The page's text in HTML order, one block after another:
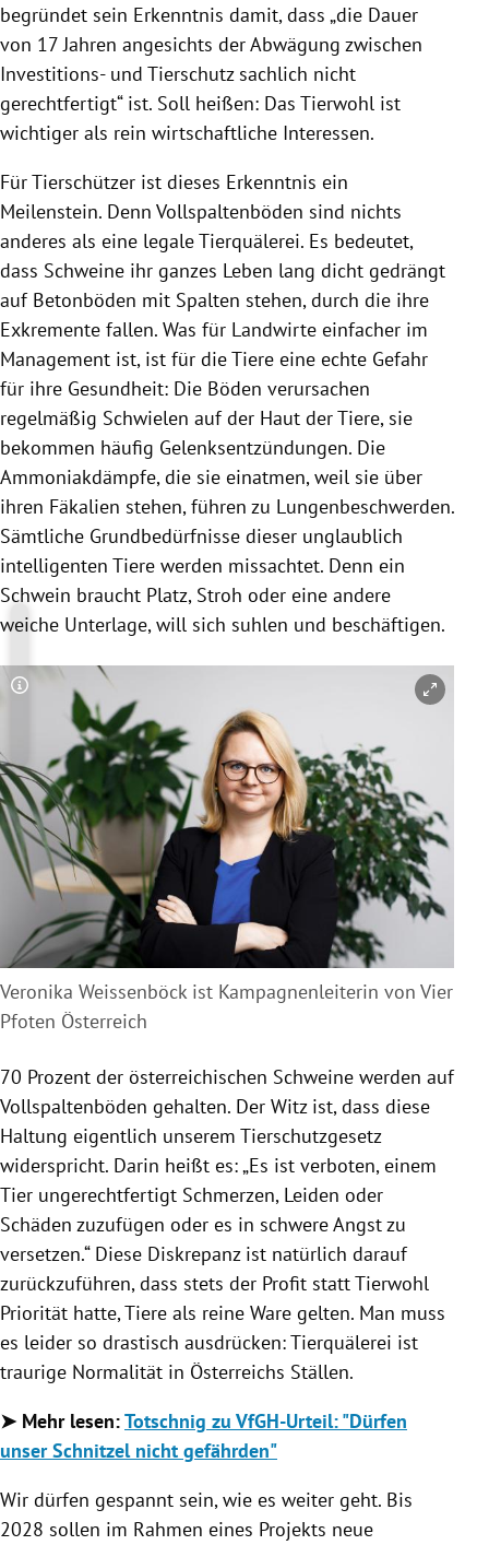
begründet sein Erkenntnis damit, dass „die Dauer
von 17 Jahren angesichts der Abwägung zwischen
Investitions- und Tierschutz sachlich nicht
gerechtfertigt“ ist. Soll heißen: Das Tierwohl ist
wichtiger als rein wirtschaftliche Interessen.
Für Tierschützer ist dieses Erkenntnis ein
Meilenstein. Denn Vollspaltenböden sind nichts
anderes als eine legale Tierquälerei. Es bedeutet,
dass Schweine ihr ganzes Leben lang dicht gedrängt
auf Betonböden mit Spalten stehen, durch die ihre
Exkremente fallen. Was für Landwirte einfacher im
Management ist, ist für die Tiere eine echte Gefahr
für ihre Gesundheit: Die Böden verursachen
regelmäßig Schwielen auf der Haut der Tiere, sie
bekommen häufig Gelenksentzündungen. Die
Ammoniakdämpfe, die sie einatmen, weil sie über
ihren Fäkalien stehen, führen zu Lungenbeschwerden.
Sämtliche Grundbedürfnisse dieser unglaublich
intelligenten Tiere werden missachtet. Denn ein
Schwein braucht Platz, Stroh oder eine andere
weiche Unterlage, will sich suhlen und beschäftigen.
Copyright-Hinweis öffnen/schließen
Veronika Weissenböck ist Kampagnenleiterin von Vier
Pfoten Österreich
70 Prozent der österreichischen Schweine werden auf
Vollspaltenböden gehalten. Der Witz ist, dass diese
Haltung eigentlich unserem Tierschutzgesetz
widerspricht. Darin heißt es: „Es ist verboten, einem
Tier ungerechtfertigt Schmerzen, Leiden oder
Schäden zuzufügen oder es in schwere Angst zu
versetzen.“ Diese Diskrepanz ist natürlich darauf
zurückzuführen, dass stets der Profit statt Tierwohl
Priorität hatte, Tiere als reine Ware gelten. Man muss
es leider so drastisch ausdrücken: Tierquälerei ist
traurige Normalität in Österreichs Ställen.
➤ Mehr lesen:Totschnig zu VfGH-Urteil: "Dürfen
unser Schnitzel nicht gefährden"
Wir dürfen gespannt sein, wie es weiter geht. Bis
2028 sollen im Rahmen eines Projekts neue